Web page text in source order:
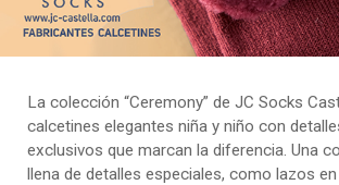
La colección “Ceremony” de JC Socks
calcetines elegantes niña y niño con
exclusivos que marcan la diferencia. Una
llena de detalles especiales, como lazos